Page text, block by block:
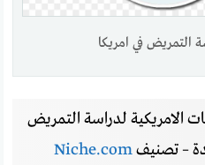
التمريض في امريكا
الامريكية لدراسة التمريض
– تصنيفNiche.com